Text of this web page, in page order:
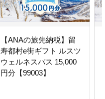
【ANAの旅先納税】留
寿都村e街ギフト ルスツ
ウェルネスパス 15,000
円分【99003】